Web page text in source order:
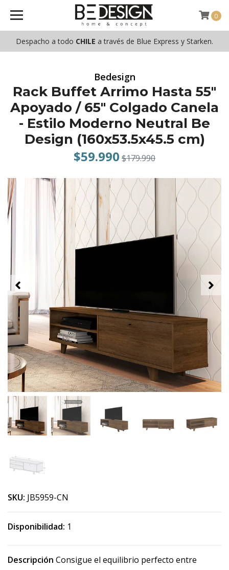
Despacho a todo CHILE a través de Blue Express y Starken.
0
Bedesign
Rack Buffet Arrimo Hasta 55"
Apoyado / 65" Colgado Canela
- Estilo Moderno Neutral Be
Design (160x53.5x45.5 cm)
$59.990 $179.990
SKU: JB5959-CN
Disponibilidad: 1
Descripción Consigue el equilibrio perfecto entre